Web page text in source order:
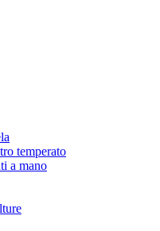
temperato
a mano